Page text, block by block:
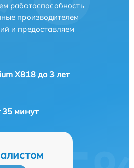
работоспособность
производителем
и предоставляем
X818 до 3 лет
35 минут